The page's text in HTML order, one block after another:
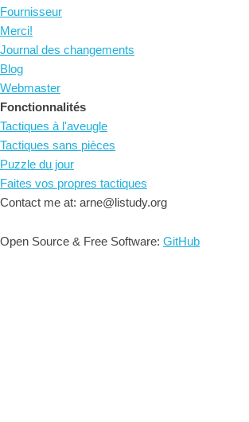
Fournisseur
Merci!
Journal des changements
Blog
Webmaster
Fonctionnalités
Tactiques à l'aveugle
Tactiques sans pièces
Puzzle du jour
Faites vos propres tactiques
Contact me at: arne@listudy.org
Open Source & Free Software: GitHub